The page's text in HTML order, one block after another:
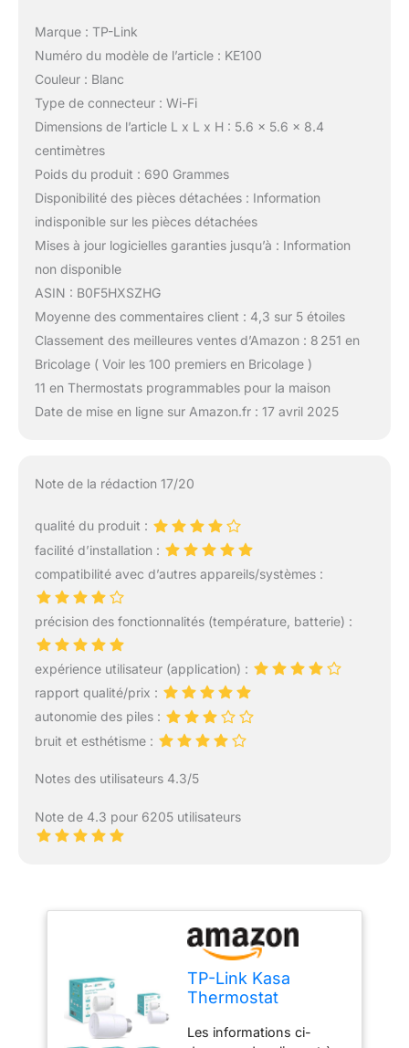
Marque : TP-Link
Numéro du modèle de l’article : KE100
Couleur : Blanc
Type de connecteur : Wi-Fi
Dimensions de l’article L x L x H : 5.6 x 5.6 x 8.4
centimètres
Poids du produit : 690 Grammes
Disponibilité des pièces détachées : Information
indisponible sur les pièces détachées
Mises à jour logicielles garanties jusqu’à : Information
non disponible
ASIN : B0F5HXSZHG
Moyenne des commentaires client : 4,3 sur 5 étoiles
Classement des meilleures ventes d’Amazon : 8 251 en
Bricolage ( Voir les 100 premiers en Bricolage )
11 en Thermostats programmables pour la maison
Date de mise en ligne sur Amazon.fr : 17 avril 2025
Note de la rédaction 17/20
qualité du produit :
facilité d’installation :
compatibilité avec d’autres appareils/systèmes :
précision des fonctionnalités (température, batterie) :
expérience utilisateur (application) :
rapport qualité/prix :
autonomie des piles :
bruit et esthétisme :
Notes des utilisateurs 4.3/5
Note de 4.3 pour 6205 utilisateurs
TP-Link Kasa
Thermostat
Compatible avec
Les informations ci-